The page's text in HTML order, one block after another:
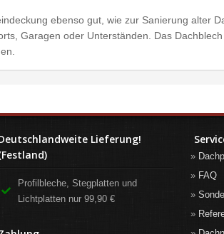
ebenso gut, wie zur Sanierung alter
Garagen oder Unterständen. Das
Lieferung!
Profilbleche, Stegplatten und
Lichtplatten nur 99,90 €
FAQ